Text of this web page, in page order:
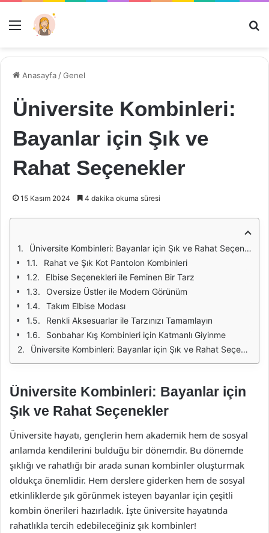
Menü
Anasayfa /Genel
Üniversite Kombinleri:
Bayanlar için Şık ve
Rahat Seçenekler
15 Kasım 2024 4 dakika okuma süresi
Üniversite Kombinleri: Bayanlar için Şık ve Rahat Seçenekler
Rahat ve Şık Kot Pantolon Kombinleri
Elbise Seçenekleri ile Feminen Bir Tarz
Oversize Üstler ile Modern Görünüm
Takım Elbise Modası
Renkli Aksesuarlar ile Tarzınızı Tamamlayın
Sonbahar Kış Kombinleri için Katmanlı Giyinme
Üniversite Kombinleri: Bayanlar için Şık ve Rahat Seçenekler
Üniversite Kombinleri: Bayanlar için
Şık ve Rahat Seçenekler
Üniversite hayatı, gençlerin hem akademik hem de sosyal
anlamda kendilerini bulduğu bir dönemdir. Bu dönemde
şıklığı ve rahatlığı bir arada sunan kombinler oluşturmak
oldukça önemlidir. Hem derslere giderken hem de sosyal
etkinliklerde şık görünmek isteyen bayanlar için çeşitli
kombin önerileri hazırladık. İşte üniversite hayatında
rahatlıkla tercih edebileceğiniz şık kombinler!